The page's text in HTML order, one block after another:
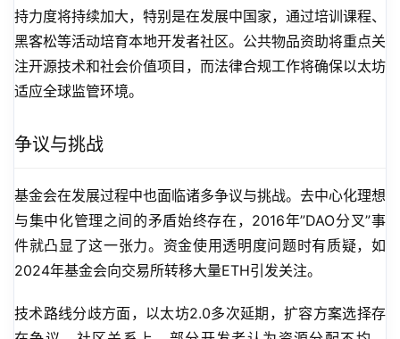
持力度将持续加大，特别是在发展中国家，通过培训课程、
黑客松等活动培育本地开发者社区。公共物品资助将重点关
注开源技术和社会价值项目，而法律合规工作将确保以太坊
适应全球监管环境。
争议与挑战
基金会在发展过程中也面临诸多争议与挑战。去中心化理想
与集中化管理之间的矛盾始终存在，2016年”DAO分叉”事
件就凸显了这一张力。资金使用透明度问题时有质疑，如
2024年基金会向交易所转移大量ETH引发关注。
技术路线分歧方面，以太坊2.0多次延期，扩容方案选择存